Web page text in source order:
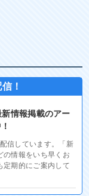
！
情報掲載のアー
信しています。「新
の情報をいち早くお
定期的にご案内して